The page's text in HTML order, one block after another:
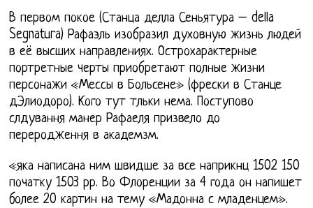
В первом покое (Станца делла Сеньятура – della
Segnatura) Рафаэль изобразил духовную жизнь людей
в её высших направлениях. Острохарактерные
портретные черты приобретают полные жизни
персонажи «Мессы в Больсене» (фрески в Станце
дЭлиодоро). Кого тут тльки нема. Поступово
слдування манер Рафаеля призвело до
переродження в академзм.
«яка написана ним швидше за все наприкнц 1502 150
початку 1503 рр. Во Флоренции за 4 года он напишет
более 20 картин на тему «Мадонна с младенцем».